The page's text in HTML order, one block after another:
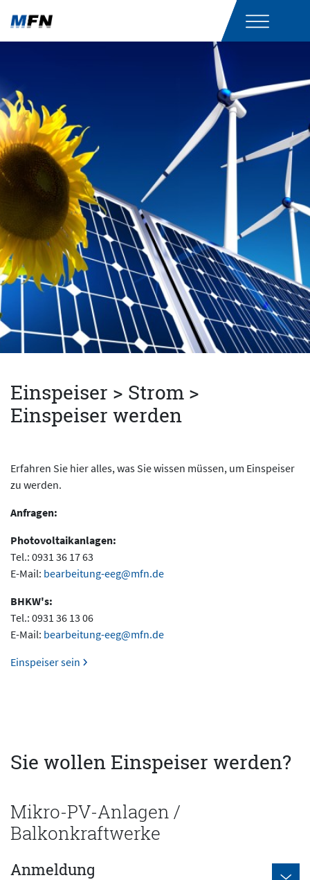
Einspeiser > Strom >
Einspeiser werden
Erfahren Sie hier alles, was Sie wissen müssen, um Einspeiser
zu werden.
Anfragen:
Photovoltaikanlagen:
Tel.: 0931 36 17 63
E-Mail: bearbeitung-eeg@mfn.de
BHKW's:
Tel.: 0931 36 13 06
E-Mail: bearbeitung-eeg@mfn.de
Einspeiser sein
Sie wollen Einspeiser werden?
Mikro-PV-Anlagen /
Balkonkraftwerke
Anmeldung